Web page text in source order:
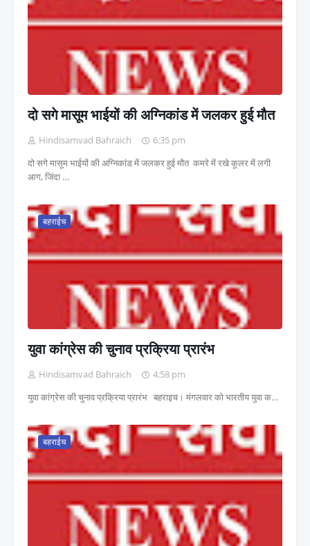
दो सगे मासूम भाईयों की अग्निकांड में जलकर हुई मौत
Hindisamvad Bahraich
6:35 pm
दो सगे मासूम भाईयों की अग्निकांड में जलकर हुई मौत कमरे में रखे कूलर में लगी
आग, जिंदा …
बहराईच
युवा कांग्रेस की चुनाव प्रक्रिया प्रारंभ
Hindisamvad Bahraich
4:58 pm
युवा कांग्रेस की चुनाव प्रक्रिया प्रारंभ बहराइच। मंगलवार को भारतीय युवा क…
बहराईच